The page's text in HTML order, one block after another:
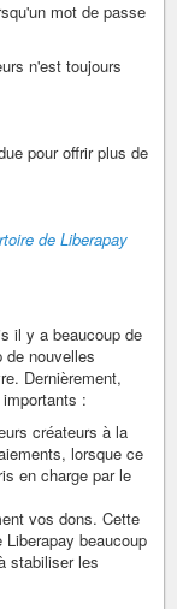
n'est toujours
pour offrir plus de
de Liberapay
il y a beaucoup de
de nouvelles
Dernièrement,
:
créateurs à la
lorsque ce
en charge par le
vos dons. Cette
beaucoup
stabiliser les